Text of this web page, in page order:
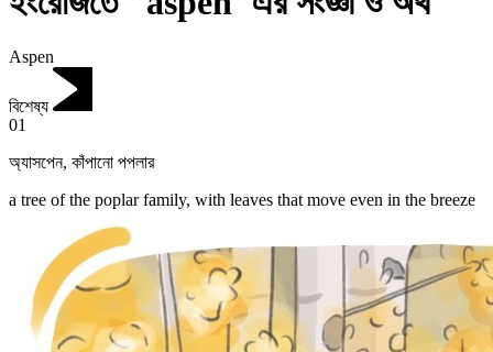
Aspen
বিশেষ্য
01
অ্যাসপেন, কাঁপানো পপলার
a tree of the poplar family, with leaves that move even in the breeze